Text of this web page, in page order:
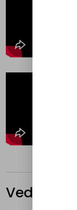
Vedlikehold